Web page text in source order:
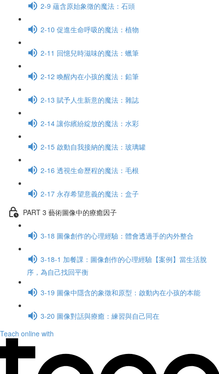
2-9 蘊含原始象徵的魔法：石頭
2-10 促進生命呼吸的魔法：植物
2-11 回憶兒時滋味的魔法：蠟筆
2-12 喚醒內在小孩的魔法：鉛筆
2-13 賦予人生新意的魔法：雜誌
2-14 讓你繽紛綻放的魔法：水彩
2-15 啟動自我接納的魔法：玻璃罐
2-16 透視生命歷程的魔法：毛根
2-17 永存希望意義的魔法：盒子
PART 3 藝術圖像中的療癒因子
3-18 圖像創作的心理經驗：體會透過手的內外整合
3-18-1 加餐課：圖像創作的心理經驗【案例】當生活脫
序，為自己找回平衡
3-19 圖像中隱含的象徵和原型：啟動內在小孩的本能
3-20 圖像對話與療癒：練習與自己同在
Teach online with